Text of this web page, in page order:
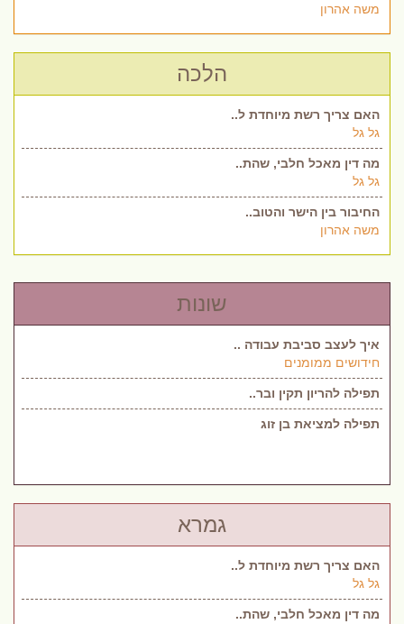
משה אהרון
הלכה
האם צריך רשת מיוחדת ל..
גל גל
מה דין מאכל חלבי, שהת..
גל גל
החיבור בין הישר והטוב..
משה אהרון
שונות
איך לעצב סביבת עבודה ..
חידושים ממומנים
תפילה להריון תקין ובר..
תפילה למציאת בן זוג
גמרא
האם צריך רשת מיוחדת ל..
גל גל
מה דין מאכל חלבי, שהת..